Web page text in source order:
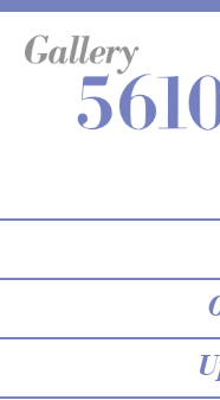
Exhibition
About 5610
Archives
Map
online store
Staff Blog